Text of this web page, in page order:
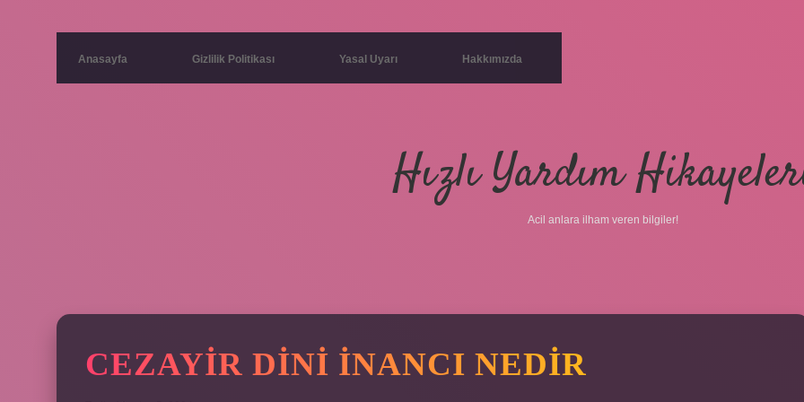
Anasayfa Gizlilik Politikası Yasal Uyarı Hakkımızda
Hızlı Yardım
Acil anlara ilham veren bilgiler!
CEZAYIR DINI INANCI NEDIR